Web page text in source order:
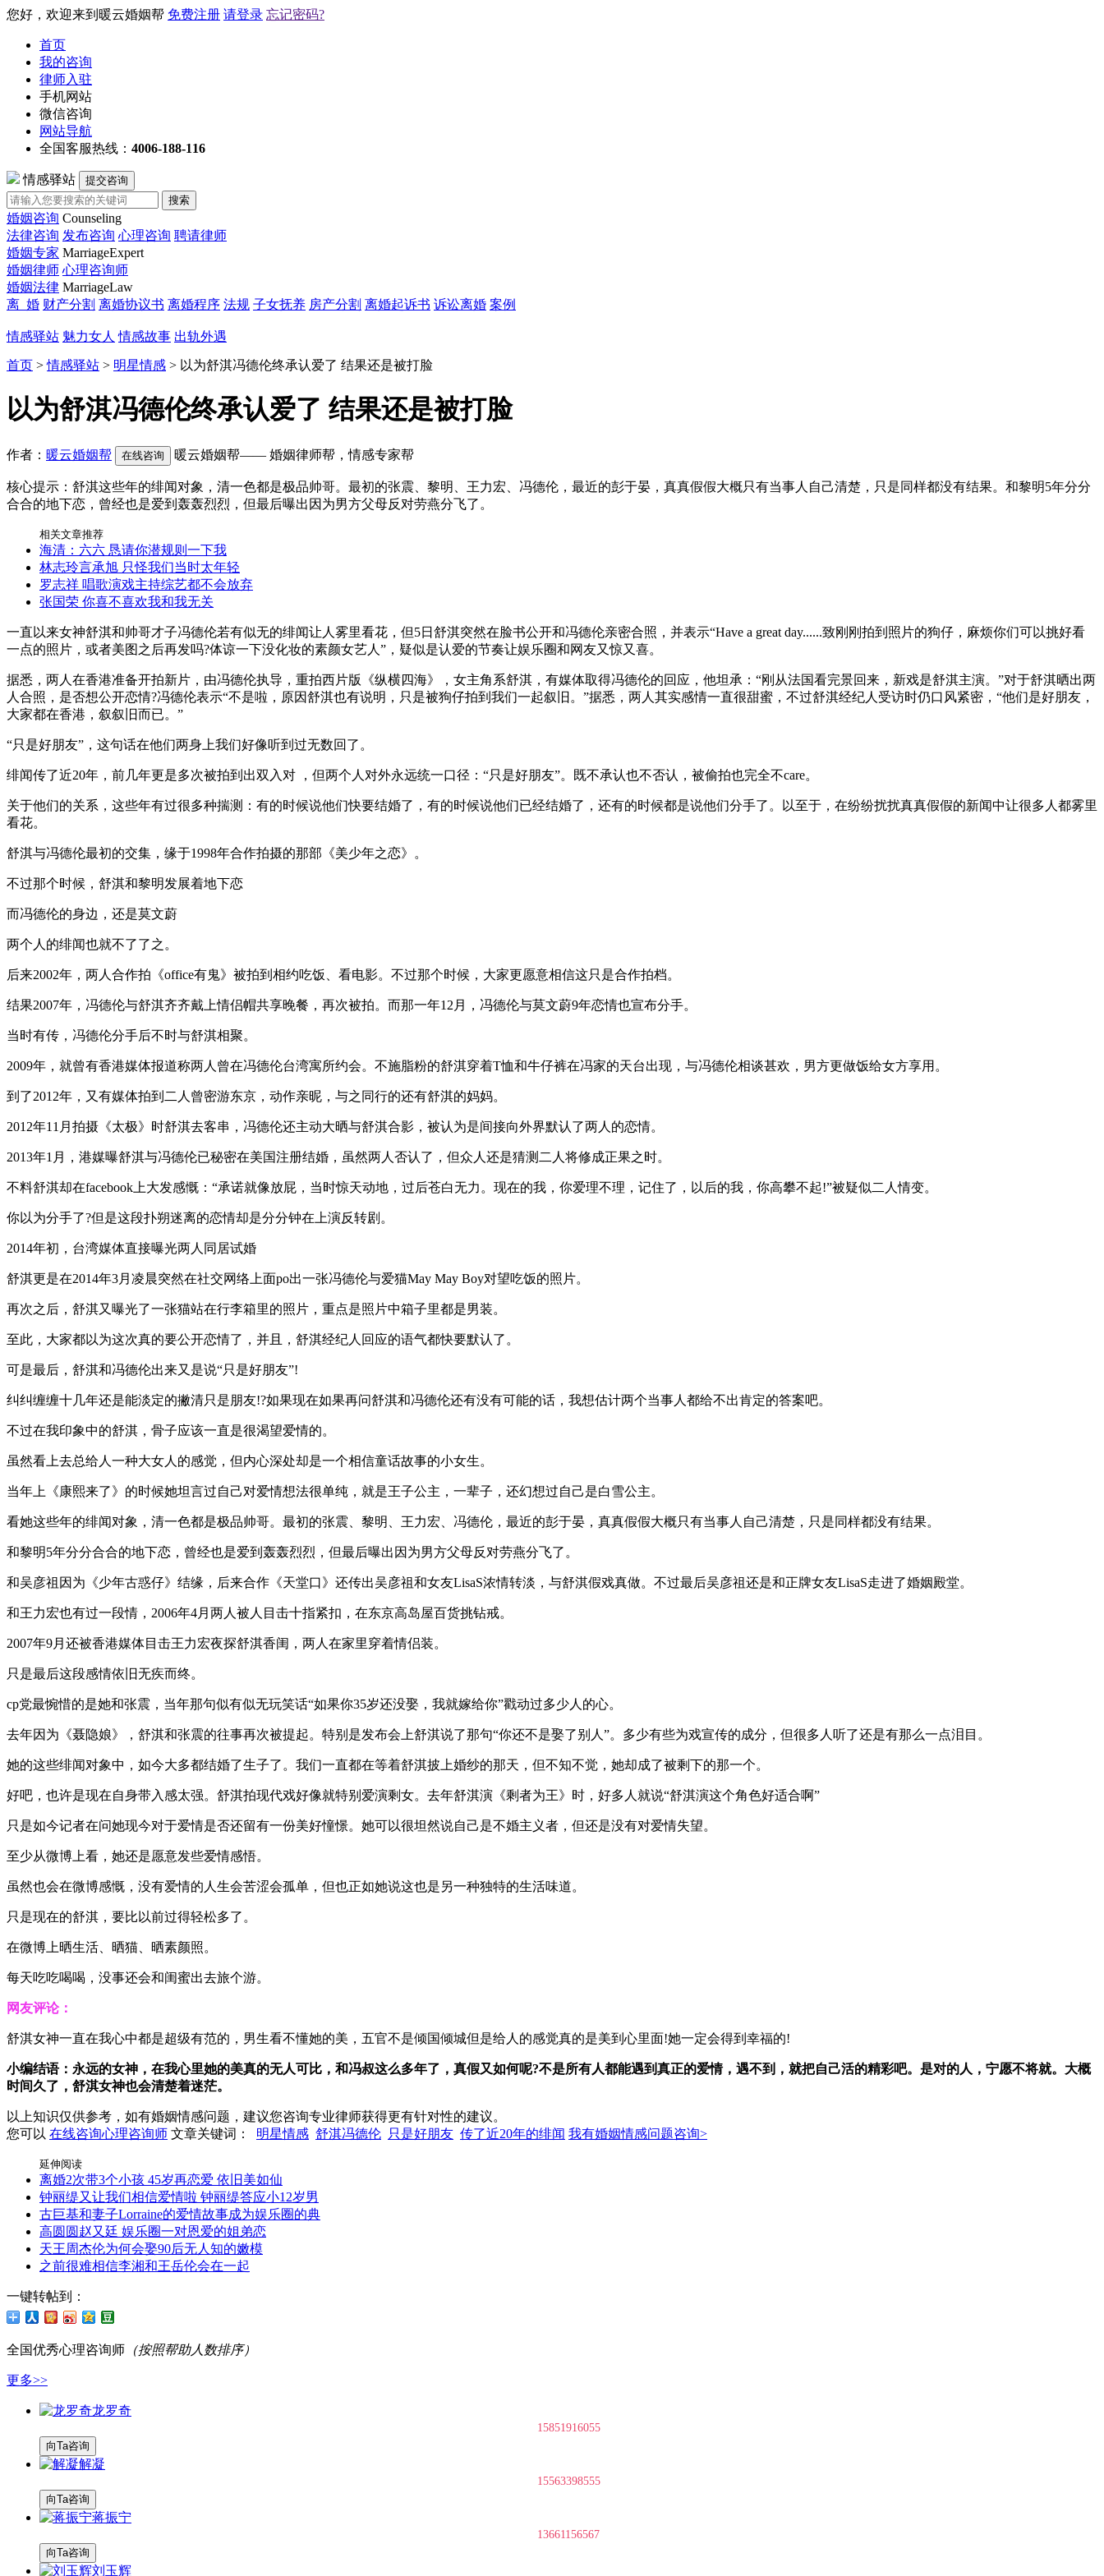
您好，欢迎来到暖云婚姻帮 免费注册 请登录 忘记密码?
首页
我的咨询
律师入驻
手机网站
微信咨询
网站导航
全国客服热线： 4006-188-116
情感驿站
提交咨询
搜索
婚姻咨询 Counseling
法律咨询 发布咨询 心理咨询 聘请律师
婚姻专家 MarriageExpert
婚姻律师 心理咨询师
婚姻法律 MarriageLaw
离 婚 财产分割 离婚协议书 离婚程序 法规 子女抚养 房产分割 离婚起诉书 诉讼离婚 案例
情感驿站 魅力女人 情感故事 出轨外遇
首页 >情感驿站 > 明星情感 > 以为舒淇冯德伦终承认爱了 结果还是被打脸
以为舒淇冯德伦终承认爱了 结果还是被打脸
作者： 暖云婚姻帮 在线咨询 暖云婚姻帮—— 婚姻律师帮，情感专家帮
核心提示：舒淇这些年的绯闻对象，清一色都是极品帅哥。最初的张震、黎明、王力宏、冯德伦，最近的彭于晏，真真假假大概只有当事人自己清楚，只是同样都没有结果。和黎明5年分分
合合的地下恋，曾经也是爱到轰轰烈烈，但最后曝出因为男方父母反对劳燕分飞了。
相关文章推荐
海清：六六 恳请你潜规则一下我
林志玲言承旭 只怪我们当时太年轻
罗志祥 唱歌演戏主持综艺都不会放弃
张国荣 你喜不喜欢我和我无关
一直以来女神舒淇和帅哥才子冯德伦若有似无的绯闻让人雾里看花，但5日舒淇突然在脸书公开和冯德伦亲密合照，并表示“Have a great day......致刚刚拍到照片的狗仔，麻烦你们可以挑好看
一点的照片，或者美图之后再发吗?体谅一下没化妆的素颜女艺人”，疑似是认爱的节奏让娱乐圈和网友又惊又喜。
据悉，两人在香港准备开拍新片，由冯德伦执导，重拍西片版《纵横四海》，女主角系舒淇，有媒体取得冯德伦的回应，他坦承：“刚从法国看完景回来，新戏是舒淇主演。”对于舒淇晒出两
人合照，是否想公开恋情?冯德伦表示“不是啦，原因舒淇也有说明，只是被狗仔拍到我们一起叙旧。”据悉，两人其实感情一直很甜蜜，不过舒淇经纪人受访时仍口风紧密，“他们是好朋友，
大家都在香港，叙叙旧而已。”
“只是好朋友”，这句话在他们两身上我们好像听到过无数回了。
绯闻传了近20年，前几年更是多次被拍到出双入对 ，但两个人对外永远统一口径：“只是好朋友”。既不承认也不否认，被偷拍也完全不care。
关于他们的关系，这些年有过很多种揣测：有的时候说他们快要结婚了，有的时候说他们已经结婚了，还有的时候都是说他们分手了。以至于，在纷纷扰扰真真假假的新闻中让很多人都雾里
看花。
舒淇与冯德伦最初的交集，缘于1998年合作拍摄的那部《美少年之恋》。
不过那个时候，舒淇和黎明发展着地下恋
而冯德伦的身边，还是莫文蔚
两个人的绯闻也就不了了之。
后来2002年，两人合作拍《office有鬼》被拍到相约吃饭、看电影。不过那个时候，大家更愿意相信这只是合作拍档。
结果2007年，冯德伦与舒淇齐齐戴上情侣帽共享晚餐，再次被拍。而那一年12月，冯德伦与莫文蔚9年恋情也宣布分手。
当时有传，冯德伦分手后不时与舒淇相聚。
2009年，就曾有香港媒体报道称两人曾在冯德伦台湾寓所约会。不施脂粉的舒淇穿着T恤和牛仔裤在冯家的天台出现，与冯德伦相谈甚欢，男方更做饭给女方享用。
到了2012年，又有媒体拍到二人曾密游东京，动作亲昵，与之同行的还有舒淇的妈妈。
2012年11月拍摄《太极》时舒淇去客串，冯德伦还主动大晒与舒淇合影，被认为是间接向外界默认了两人的恋情。
2013年1月，港媒曝舒淇与冯德伦已秘密在美国注册结婚，虽然两人否认了，但众人还是猜测二人将修成正果之时。
不料舒淇却在facebook上大发感慨：“承诺就像放屁，当时惊天动地，过后苍白无力。现在的我，你爱理不理，记住了，以后的我，你高攀不起!”被疑似二人情变。
你以为分手了?但是这段扑朔迷离的恋情却是分分钟在上演反转剧。
2014年初，台湾媒体直接曝光两人同居试婚
舒淇更是在2014年3月凌晨突然在社交网络上面po出一张冯德伦与爱猫May May Boy对望吃饭的照片。
再次之后，舒淇又曝光了一张猫站在行李箱里的照片，重点是照片中箱子里都是男装。
至此，大家都以为这次真的要公开恋情了，并且，舒淇经纪人回应的语气都快要默认了。
可是最后，舒淇和冯德伦出来又是说“只是好朋友”!
纠纠缠缠十几年还是能淡定的撇清只是朋友!?如果现在如果再问舒淇和冯德伦还有没有可能的话，我想估计两个当事人都给不出肯定的答案吧。
不过在我印象中的舒淇，骨子应该一直是很渴望爱情的。
虽然看上去总给人一种大女人的感觉，但内心深处却是一个相信童话故事的小女生。
当年上《康熙来了》的时候她坦言过自己对爱情想法很单纯，就是王子公主，一辈子，还幻想过自己是白雪公主。
看她这些年的绯闻对象，清一色都是极品帅哥。最初的张震、黎明、王力宏、冯德伦，最近的彭于晏，真真假假大概只有当事人自己清楚，只是同样都没有结果。
和黎明5年分分合合的地下恋，曾经也是爱到轰轰烈烈，但最后曝出因为男方父母反对劳燕分飞了。
和吴彦祖因为《少年古惑仔》结缘，后来合作《天堂口》还传出吴彦祖和女友LisaS浓情转淡，与舒淇假戏真做。不过最后吴彦祖还是和正牌女友LisaS走进了婚姻殿堂。
和王力宏也有过一段情，2006年4月两人被人目击十指紧扣，在东京高岛屋百货挑钻戒。
2007年9月还被香港媒体目击王力宏夜探舒淇香闺，两人在家里穿着情侣装。
只是最后这段感情依旧无疾而终。
cp党最惋惜的是她和张震，当年那句似有似无玩笑话“如果你35岁还没娶，我就嫁给你”戳动过多少人的心。
去年因为《聂隐娘》，舒淇和张震的往事再次被提起。特别是发布会上舒淇说了那句“你还不是娶了别人”。多少有些为戏宣传的成分，但很多人听了还是有那么一点泪目。
她的这些绯闻对象中，如今大多都结婚了生子了。我们一直都在等着舒淇披上婚纱的那天，但不知不觉，她却成了被剩下的那一个。
好吧，也许是现在自身带入感太强。舒淇拍现代戏好像就特别爱演剩女。去年舒淇演《剩者为王》时，好多人就说“舒淇演这个角色好适合啊”
只是如今记者在问她现今对于爱情是否还留有一份美好憧憬。她可以很坦然说自己是不婚主义者，但还是没有对爱情失望。
至少从微博上看，她还是愿意发些爱情感悟。
虽然也会在微博感慨，没有爱情的人生会苦涩会孤单，但也正如她说这也是另一种独特的生活味道。
只是现在的舒淇，要比以前过得轻松多了。
在微博上晒生活、晒猫、晒素颜照。
每天吃吃喝喝，没事还会和闺蜜出去旅个游。
网友评论：
舒淇女神一直在我心中都是超级有范的，男生看不懂她的美，五官不是倾国倾城但是给人的感觉真的是美到心里面!她一定会得到幸福的!
小编结语：永远的女神，在我心里她的美真的无人可比，和冯叔这么多年了，真假又如何呢?不是所有人都能遇到真正的爱情，遇不到，就把自己活的精彩吧。是对的人，宁愿不将就。大概
时间久了，舒淇女神也会清楚着迷茫。
以上知识仅供参考，如有婚姻情感问题，建议您咨询专业律师获得更有针对性的建议。
您可以 在线咨询心理咨询师 文章关键词： 明星情感 舒淇冯德伦 只是好朋友 传了近20年的绯闻 我有婚姻情感问题咨询>
延伸阅读
离婚2次带3个小孩 45岁再恋爱 依旧美如仙
钟丽缇又让我们相信爱情啦 钟丽缇答应小12岁男
古巨基和妻子Lorraine的爱情故事成为娱乐圈的典
高圆圆赵又廷 娱乐圈一对恩爱的姐弟恋
天王周杰伦为何会娶90后无人知的嫩模
之前很难相信李湘和王岳伦会在一起
一键转帖到：
全国优秀心理咨询师 （按照帮助人数排序）
更多>>
龙罗奇
15851916055
向Ta咨询
解凝
15563398555
向Ta咨询
蒋振宁
13661156567
向Ta咨询
刘玉辉